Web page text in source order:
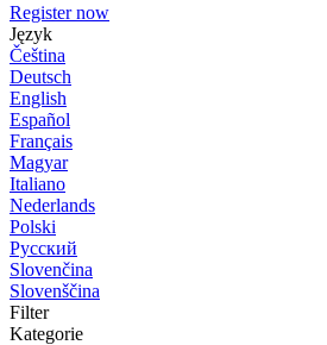
Register now
Język
Čeština
Deutsch
English
Español
Français
Magyar
Italiano
Nederlands
Polski
Русский
Slovenčina
Slovenščina
Filter
Kategorie